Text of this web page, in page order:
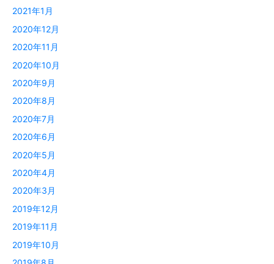
2021年1月
2020年12月
2020年11月
2020年10月
2020年9月
2020年8月
2020年7月
2020年6月
2020年5月
2020年4月
2020年3月
2019年12月
2019年11月
2019年10月